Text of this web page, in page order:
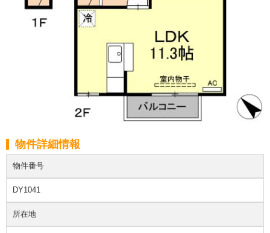
物件詳細情報
物件番号
DY1041
所在地